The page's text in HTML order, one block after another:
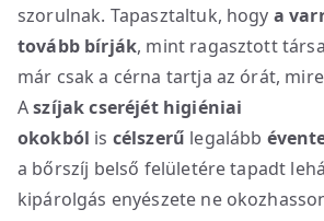
szorulnak. Tapasztaltuk, hogy a
tovább bírják, mint ragasztott
már csak a cérna tartja az órát,
Aszíjak cseréjét higiéniai
okokból is célszerű legalább
a bőrszíj belső felületére tapadt
kipárolgás enyészete ne